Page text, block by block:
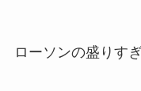
ローソンの盛りす